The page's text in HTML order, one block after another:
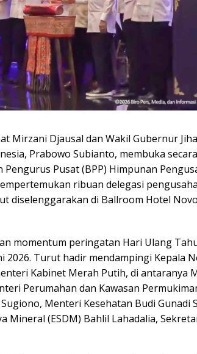
Mirzani Djausal dan Wakil Gubernur
Prabowo Subianto, membuka
Pusat (BPP) Himpunan
ribuan delegasi
diselenggarakan di Ballroom Hotel
momentum peringatan Hari Ulang
2026. Turut hadir mendampingi Kepala
Kabinet Merah Putih, di antaranya
Perumahan dan Kawasan
Menteri Kesehatan Budi Gunadi
Mineral (ESDM) Bahlil Lahadalia,